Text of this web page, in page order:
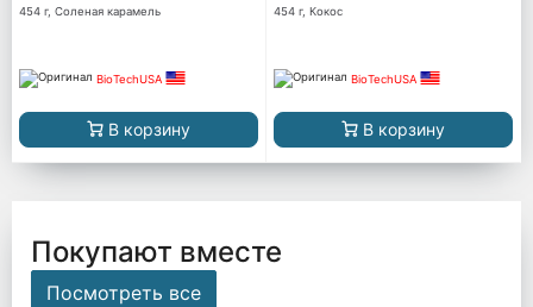
454 г, Соленая карамель
BioTechUSA
В корзину
454 г, Кокос
BioTechUSA
В корзину
Покупают вместе
Посмотреть все